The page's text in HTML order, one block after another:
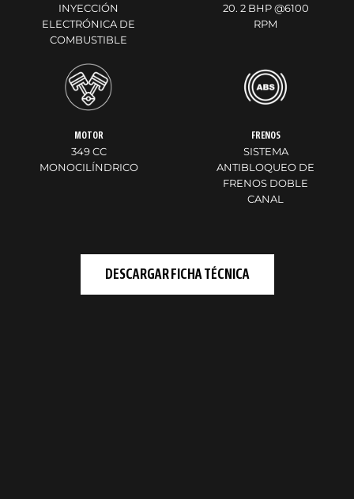
INYECCIÓN
ELECTRÓNICA DE
COMBUSTIBLE
20. 2 BHP @6100
RPM
MOTOR
349 CC
MONOCILÍNDRICO
FRENOS
SISTEMA
ANTIBLOQUEO DE
FRENOS DOBLE
CANAL
DESCARGAR FICHA TÉCNICA